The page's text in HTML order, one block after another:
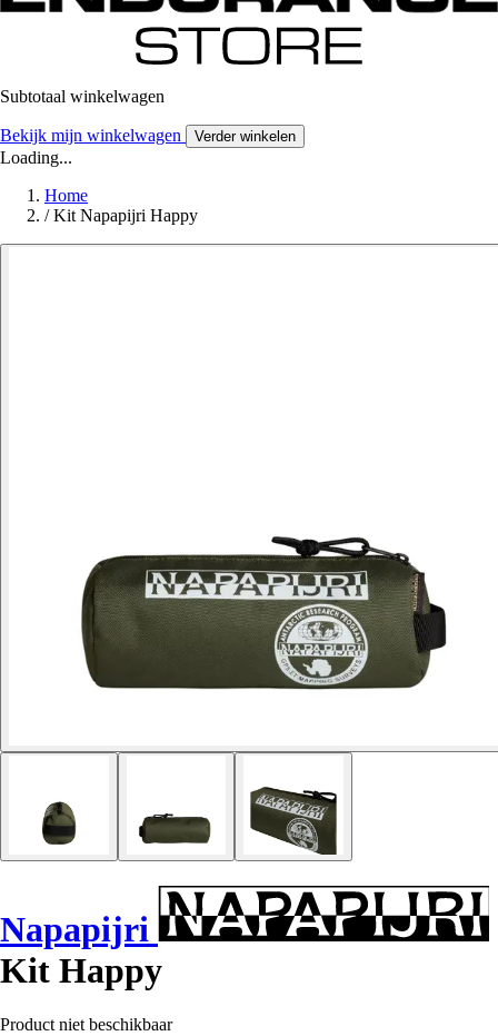
Subtotaal winkelwagen
Bekijk mijn winkelwagen Verder winkelen
Loading...
Home
/ Kit Napapijri Happy
Napapijri
Kit Happy
Product niet beschikbaar